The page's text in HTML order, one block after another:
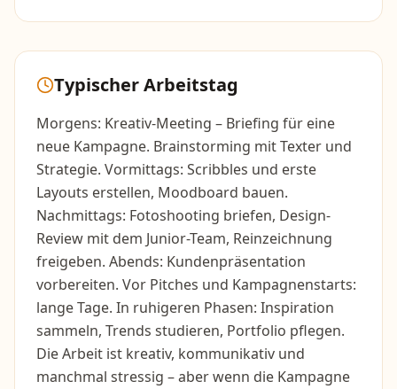
Typischer Arbeitstag
Morgens: Kreativ-Meeting – Briefing für eine
neue Kampagne. Brainstorming mit Texter und
Strategie. Vormittags: Scribbles und erste
Layouts erstellen, Moodboard bauen.
Nachmittags: Fotoshooting briefen, Design-
Review mit dem Junior-Team, Reinzeichnung
freigeben. Abends: Kundenpräsentation
vorbereiten. Vor Pitches und Kampagnenstarts:
lange Tage. In ruhigeren Phasen: Inspiration
sammeln, Trends studieren, Portfolio pflegen.
Die Arbeit ist kreativ, kommunikativ und
manchmal stressig – aber wenn die Kampagne